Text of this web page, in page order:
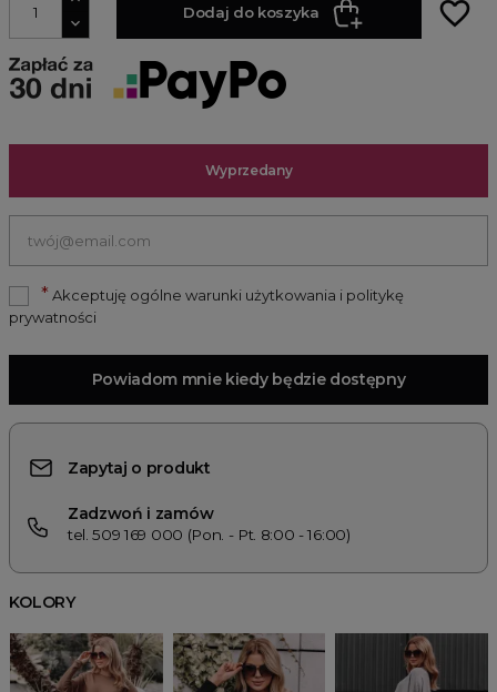
Dodaj do koszyka favorite_border
Wyprzedany
* Akceptuję ogólne warunki użytkowania i politykę
prywatności
Powiadom mnie kiedy będzie dostępny
Zapytaj o produkt
Zadzwoń i zamów
tel. 509 169 000 (Pon. - Pt. 8:00 - 16:00)
KOLORY